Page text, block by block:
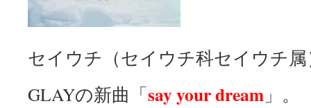
プ
セイウチ（セイウチ科セイウチ属
GLAYの新曲「say your dream 」。